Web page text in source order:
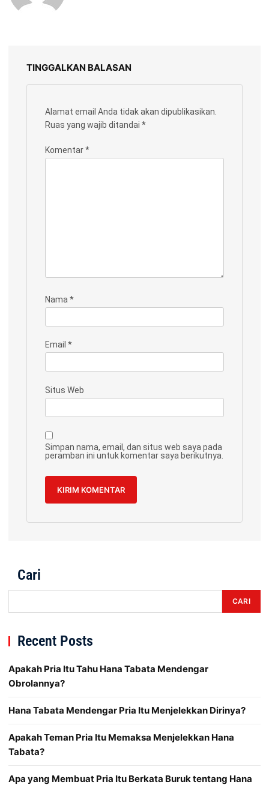
TINGGALKAN BALASAN
Alamat email Anda tidak akan dipublikasikan.
Ruas yang wajib ditandai *
Komentar*
Nama *
Email *
Situs Web
Simpan nama, email, dan situs web saya pada
peramban ini untuk komentar saya berikutnya.
Cari
CARI
Recent Posts
Apakah Pria Itu Tahu Hana Tabata Mendengar
Obrolannya?
Hana Tabata Mendengar Pria Itu Menjelekkan Dirinya?
Apakah Teman Pria Itu Memaksa Menjelekkan Hana
Tabata?
Apa yang Membuat Pria Itu Berkata Buruk tentang Hana